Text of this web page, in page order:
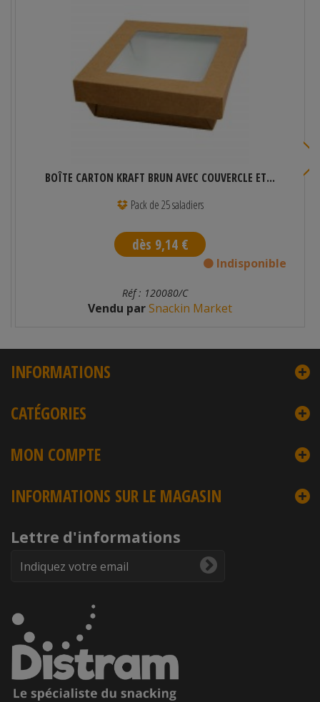
BOÎTE CARTON KRAFT BRUN AVEC COUVERCLE ET...
Pack de 25 saladiers
dès 9,14 €
Indisponible
Réf : 120080/C
Vendu parSnackin Market
INFORMATIONS
CATÉGORIES
MON COMPTE
INFORMATIONS SUR LE MAGASIN
Lettre d'informations